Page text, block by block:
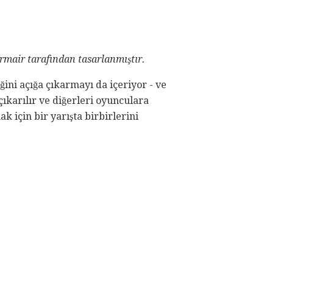
tarafından tasarlanmıştır.
açığa çıkarmayı da içeriyor - ve
ve diğerleri oyunculara
için bir yarışta birbirlerini